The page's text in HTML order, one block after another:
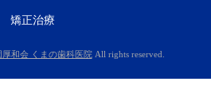
矯正治療
厚和会 くまの歯科医院All rights reserved.